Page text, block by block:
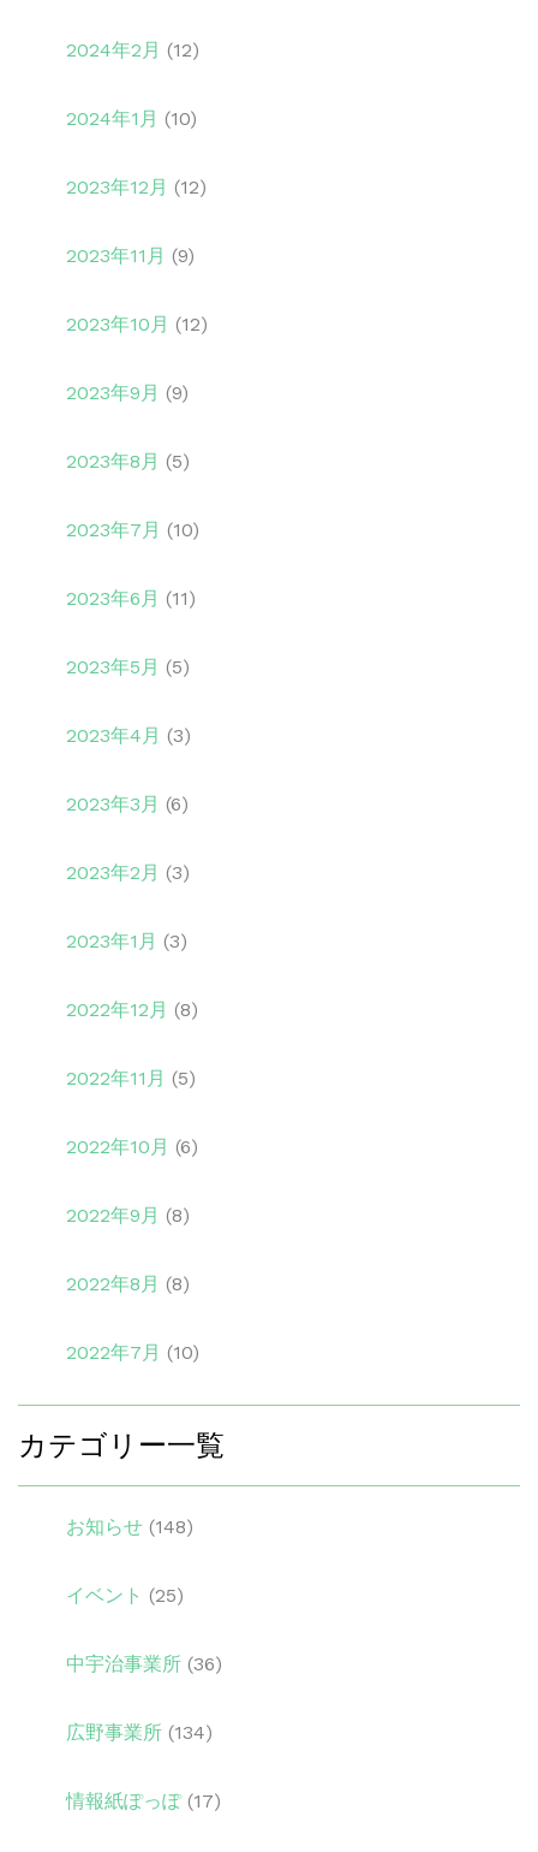
2024年2月 (12)
2024年1月 (10)
2023年12月 (12)
2023年11月 (9)
2023年10月 (12)
2023年9月 (9)
2023年8月 (5)
2023年7月 (10)
2023年6月 (11)
2023年5月 (5)
2023年4月 (3)
2023年3月 (6)
2023年2月 (3)
2023年1月 (3)
2022年12月 (8)
2022年11月 (5)
2022年10月 (6)
2022年9月 (8)
2022年8月 (8)
2022年7月 (10)
カテゴリー一覧
お知らせ (148)
イベント (25)
中宇治事業所 (36)
広野事業所 (134)
情報紙ぽっぽ(17)